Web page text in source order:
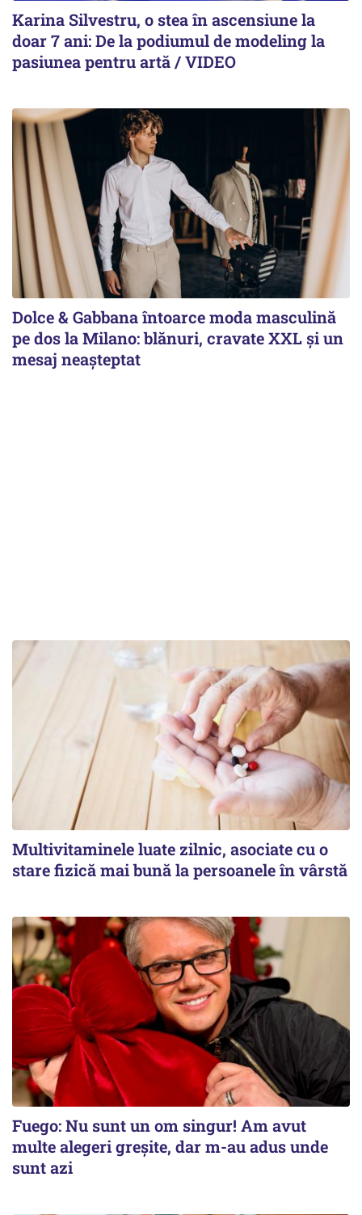
Karina Silvestru, o stea în ascensiune la
doar 7 ani: De la podiumul de modeling la
pasiunea pentru artă / VIDEO
Dolce & Gabbana întoarce moda masculină
pe dos la Milano: blănuri, cravate XXL și un
mesaj neașteptat
Multivitaminele luate zilnic, asociate cu o
stare fizică mai bună la persoanele în vârstă
Fuego: Nu sunt un om singur! Am avut
multe alegeri greșite, dar m-au adus unde
sunt azi